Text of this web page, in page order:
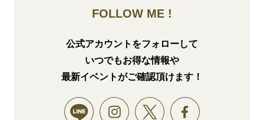
FOLLOW ME !
公式アカウントをフォローして
いつでもお得な情報や
最新イベントがご確認頂けます！